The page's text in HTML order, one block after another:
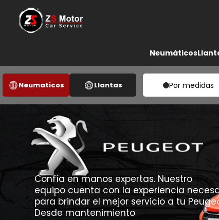
Neumáticos
Neumaticos Llantas Por medidas
Confía en manos expertas. Nuestro
equipo cuenta con la experiencia
para brindar el mejor servicio a tu
Desde mantenimiento